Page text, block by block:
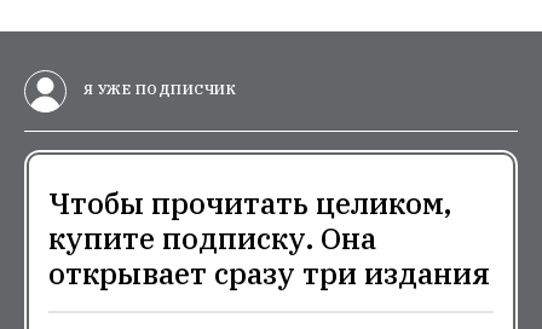
Я УЖЕ ПОДПИСЧИК
Чтобы прочитать целиком,
купите подписку. Она
открывает сразу три издания